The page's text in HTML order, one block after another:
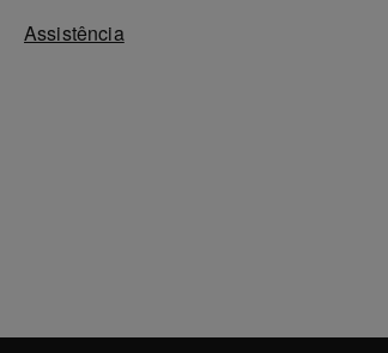
Assistência